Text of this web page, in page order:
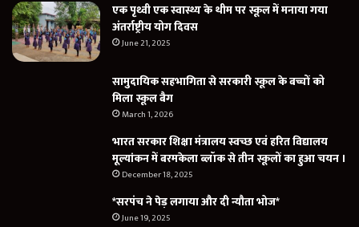
एक पृथ्वी एक स्वास्थ्य के थीम पर स्कूल में मनाया गया
अंतर्राष्ट्रीय योग दिवस
June 21, 2025
सामुदायिक सहभागिता से सरकारी स्कूल के बच्चों को
मिला स्कूल बैग
March 1, 2026
भारत सरकार शिक्षा मंत्रालय स्वच्छ एवं हरित विद्यालय
मूल्यांकन में बरमकेला ब्लॉक से तीन स्कूलों का हुआ चयन ।
December 18, 2025
*सरपंच ने पेड़ लगाया और दी न्यौता भोज*
June 19, 2025